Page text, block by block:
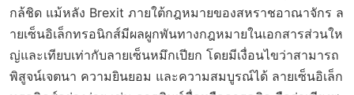
กล้ชิด แม้หลัง Brexit ภายใต้กฎหมายของสหราชอาณาจักร ล
ายเซ็นอิเล็กทรอนิกส์มีผลผูกพันทางกฎหมายในเอกสารส่วนให
ญ่และเทียบเท่ากับลายเซ็นหมึกเปียก โดยมีเงื่อนไขว่าสามารถ
พิสูจน์เจตนา ความยินยอม และความสมบูรณ์ได้ ลายเซ็นอิเล็ก